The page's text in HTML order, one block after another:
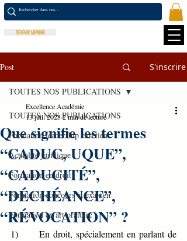
DEVENIR MEMBRE
Post S'inscrire
TOUTES NOS PUBLICATIONS
Formation leadership chrétien
Actualité juridique
Formation en droit
Formation concours et examen
Formation en art oratoire
TOUTES NOS PUBLICATIONS
Que signifie les termes
“CADUC, UQUE”,
“CADUCITÉ”,
“DÉCHÉANCE”,
“RÉVOCATION” ?
Excellence Académie
13 juil. 2023 2 min de lecture
1)      En droit, spécialement en parlant de